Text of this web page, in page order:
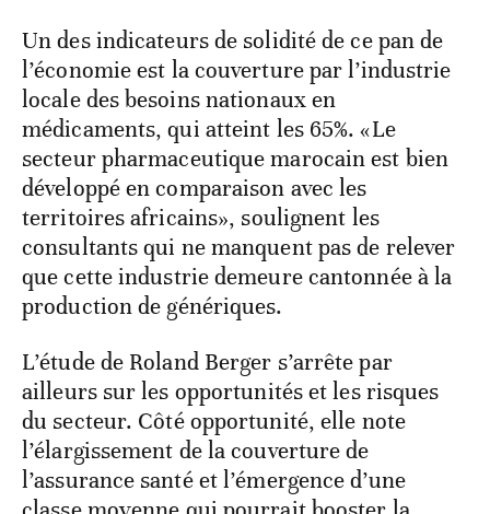
Un des indicateurs de solidité de ce pan de
l’économie est la couverture par l’industrie
locale des besoins nationaux en
médicaments, qui atteint les 65%. «Le
secteur pharmaceutique marocain est bien
développé en comparaison avec les
territoires africains», soulignent les
consultants qui ne manquent pas de relever
que cette industrie demeure cantonnée à la
production de génériques.
L’étude de Roland Berger s’arrête par
ailleurs sur les opportunités et les risques
du secteur. Côté opportunité, elle note
l’élargissement de la couverture de
l’assurance santé et l’émergence d’une